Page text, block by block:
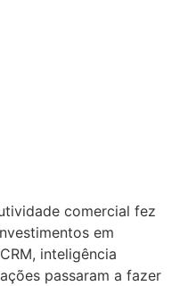
comercial fez
em
inteligência
passaram a fazer